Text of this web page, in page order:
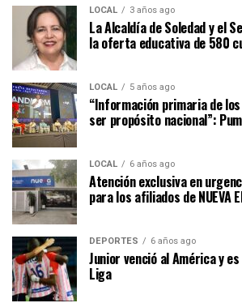
LOCAL 3 años ago
La Alcaldía de Soledad y el
la oferta educativa de 580
LOCAL 5 años ago
“Información primaria de
ser propósito nacional”:
LOCAL 6 años ago
Atención exclusiva en
para los afiliados de NUEVA
DEPORTES 6 años ago
Junior venció al América y
Liga